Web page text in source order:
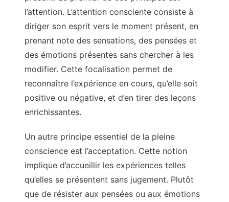
l’attention. L’attention consciente consiste à
diriger son esprit vers le moment présent, en
prenant note des sensations, des pensées et
des émotions présentes sans chercher à les
modifier. Cette focalisation permet de
reconnaître l’expérience en cours, qu’elle soit
positive ou négative, et d’en tirer des leçons
enrichissantes.
Un autre principe essentiel de la pleine
conscience est l’acceptation. Cette notion
implique d’accueillir les expériences telles
qu’elles se présentent sans jugement. Plutôt
que de résister aux pensées ou aux émotions